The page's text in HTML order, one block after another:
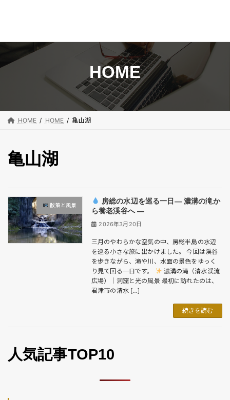
テ
ツ
キ
ゲ
シ
に
HOME
HOME HOME 亀山湖
亀山湖
散策と風景
房総の水辺を巡る一日― 濃溝の滝か
ら養老渓谷へ ―
2026年3月20日
三月のやわらかな空気の中、房総半島の水辺
を巡る小さな旅に出かけました。 今回は渓谷
を歩きながら、滝や川、水面の景色をゆっく
り見て回る一日です。
濃溝の滝（清水渓流
広場）｜洞窟と光の風景 最初に訪れたのは、
君津市の清水 […]
続きを読む
人気記事TOP10